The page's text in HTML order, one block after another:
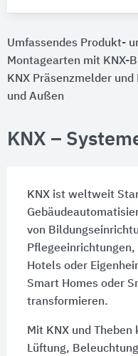
Umfassendes Produkt-
Montagearten mit KNX-
KNX Präsenzmelder
und Außen
KNX –
KNX ist weltweit
von
Hotels oder
Smart Homes oder
transformieren.
Mit KNX und
Lüftung,